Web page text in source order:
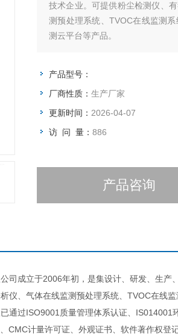
技术企业。可提供粉尘检测仪、
测预处理系统、TVOC在线监测
测云平台等产品。
产品型号：
厂商性质： 生产厂家
更新时间： 2026-04-07
访 问 量： 886
产品咨询
成立于2006年初，是集设计、研发、生产
仪、气体在线监测预处理系统、TVOC在线
通过ISO9001质量管理体系认证、
CMC计量许可证、外观证书、软件著作权